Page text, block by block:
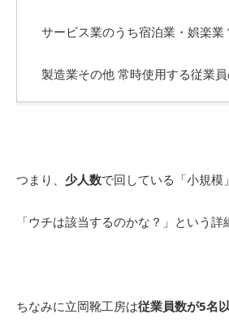
サービス業のうち宿泊業・娯楽
製造業その他 常時使用する従業
つまり、 少人数で回している「小規模
「ウチは該当するのかな？」という
ちなみに立岡靴工房は従業員数が5名